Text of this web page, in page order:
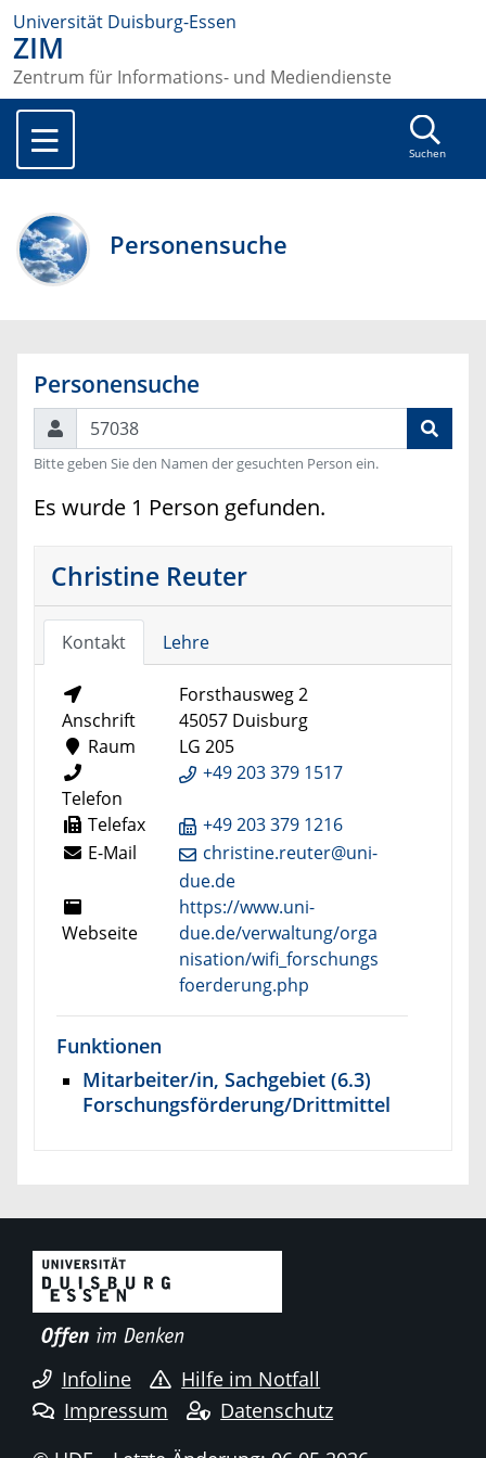
Universität Duisburg-Essen
ZIM
Zentrum für Informations- und Mediendienste
Suchen
Personensuche
Personensuche
Suchen
Bitte geben Sie den Namen der gesuchten Person ein.
Es wurde 1 Person gefunden.
Christine Reuter
Kontakt Lehre
Anschrift
Forsthausweg 2
45057 Duisburg
Raum
LG 205
Telefon
+49 203 379 1517
Telefax
+49 203 379 1216
E-Mail
christine.reuter@uni-
due.de
Webseite
https://www.uni-
due.de/verwaltung/orga
nisation/wifi_forschungs
foerderung.php
Funktionen
Mitarbeiter/in, Sachgebiet (6.3)
Forschungsförderung/Drittmittel
Infoline
Hilfe im Notfall
Impressum
Datenschutz